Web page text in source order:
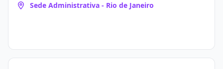
Sede Administrativa - Rio de Janeiro